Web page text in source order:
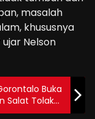
masalah
khususnya
Nelson
Buka
Salat Tolak